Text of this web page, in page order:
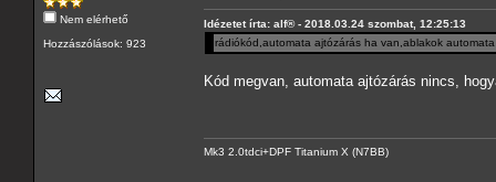
Nem elérhető
Hozzászólások: 923
Idézetet írta: alf® - 2018.03.24 szombat, 12:25:13
rádiókód,automata ajtózárás ha van,ablakok
Kód megvan, automata ajtózárás nincs,
Mk3 2.0tdci+DPF Titanium X (N7BB)